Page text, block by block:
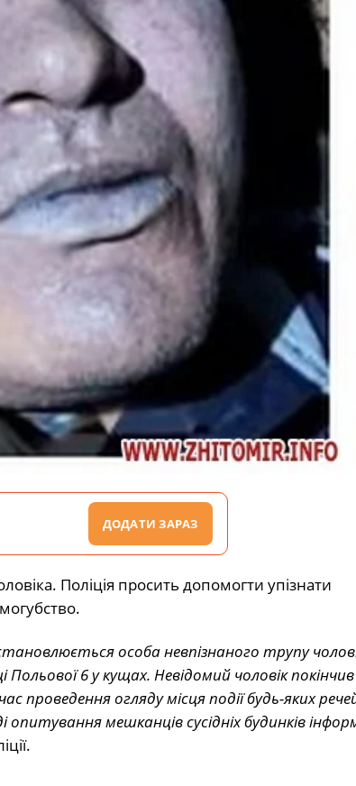
ДОДАТИ ЗАРАЗ
Поліція просить допомогти упізнати
особа невпізнаного трупу
6 у кущах. Невідомий чоловік покінчив
огляду місця події будь-яких
мешканців сусідніх будинків